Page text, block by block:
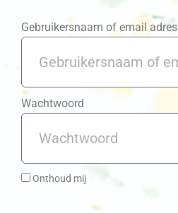
Gebruikersnaam of email adres
Wachtwoord
Onthoud mij